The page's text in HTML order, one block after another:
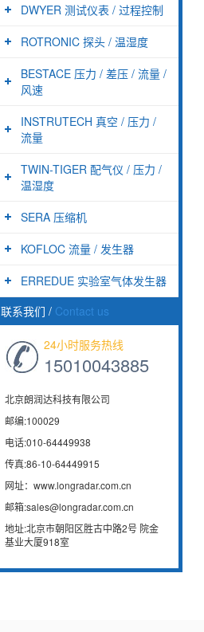
DWYER 测试仪表 / 过程控制
ROTRONIC 探头 / 温湿度
BESTACE 压力 / 差压 / 流量 /
风速
INSTRUTECH 真空 / 压力 /
流量
TWIN-TIGER 配气仪 / 压力 /
温湿度
SERA 压缩机
KOFLOC 流量 / 发生器
ERREDUE 实验室气体发生器
联系我们 / Contact us
24小时服务热线
15010043885
北京朗润达科技有限公司
邮编:100029
电话:010-64449938
传真:86-10-64449915
网址：www.longradar.com.cn
邮箱:sales@longradar.com.cn
地址:北京市朝阳区胜古中路2号 院金
基业大厦918室